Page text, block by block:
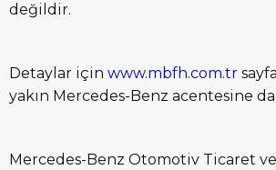
değildir.
Detaylar için www.mbfh.com.tr
yakın Mercedes-Benz acentesine
Mercedes-Benz Otomotiv Ticaret